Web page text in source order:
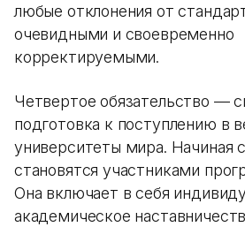
любые отклонения от
очевидными и своевременно
корректируемыми.
Четвертое обязательство —
подготовка к поступлению в
университеты мира. Начиная
становятся участниками
Она включает в себя
академическое